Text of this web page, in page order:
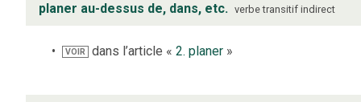
planer au-dessus de, dans, etc. verbe transitif indirect
VOIR dans l’article «2. planer »